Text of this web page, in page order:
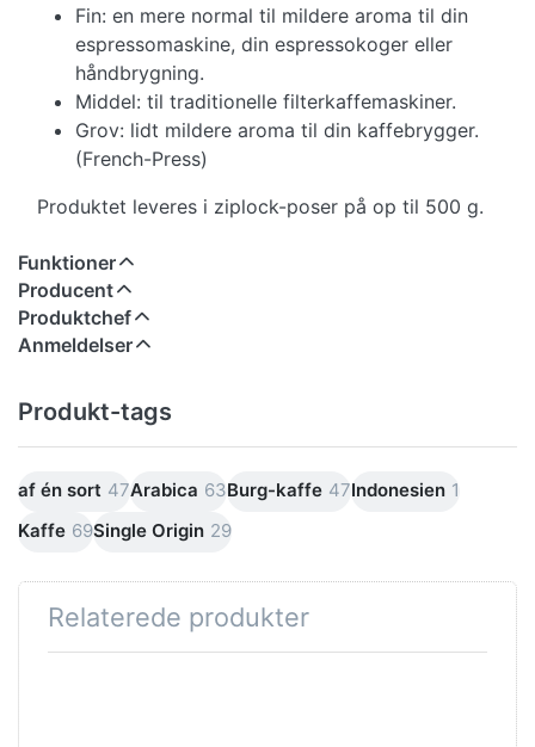
Fin: en mere normal til mildere aroma til din
espressomaskine, din espressokoger eller
håndbrygning.
Middel: til traditionelle filterkaffemaskiner.
Grov: lidt mildere aroma til din kaffebrygger.
(French-Press)
Produktet leveres i ziplock-poser på op til 500 g.
Funktioner
Producent
Produktchef
Anmeldelser
Produkt-tags
af én sort 47Arabica 63Burg-kaffe 47Indonesien 1
Kaffe 69Single Origin 29
Relaterede produkter